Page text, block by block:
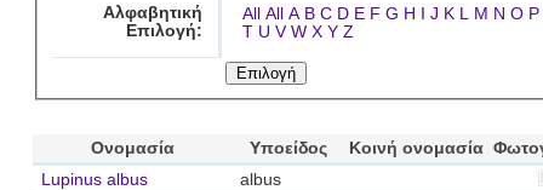
Αλφαβητική
Επιλογή:
All All A B C D E F G H I J K L M N O P
T U V W X Y Z
Ονομασία Υποείδος Κοινή ονομασία
Lupinus albus
albus